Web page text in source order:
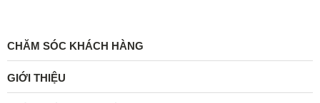
CHĂM SÓC KHÁCH HÀNG
GIỚI THIỆU